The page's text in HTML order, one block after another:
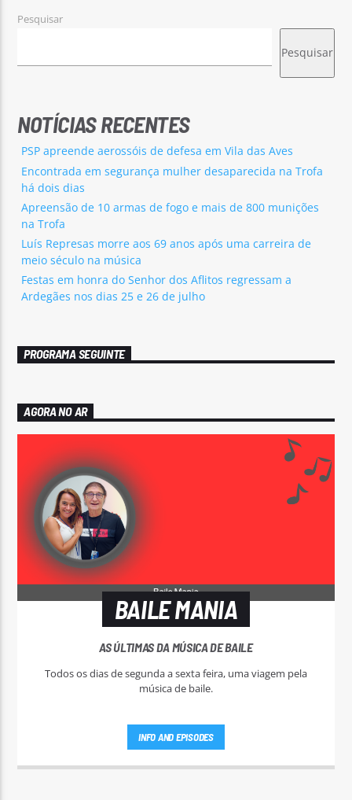
Pesquisar
Pesquisar
NOTÍCIAS RECENTES
PSP apreende aerossóis de defesa em Vila das Aves
Encontrada em segurança mulher desaparecida na Trofa
há dois dias
Apreensão de 10 armas de fogo e mais de 800 munições
na Trofa
Luís Represas morre aos 69 anos após uma carreira de
meio século na música
Festas em honra do Senhor dos Aflitos regressam a
Ardegães nos dias 25 e 26 de julho
PROGRAMA SEGUINTE
AGORA NO AR
BAILE MANIA
AS ÚLTIMAS DA MÚSICA DE BAILE
Todos os dias de segunda a sexta feira, uma viagem pela
música de baile.
INFO AND EPISODES